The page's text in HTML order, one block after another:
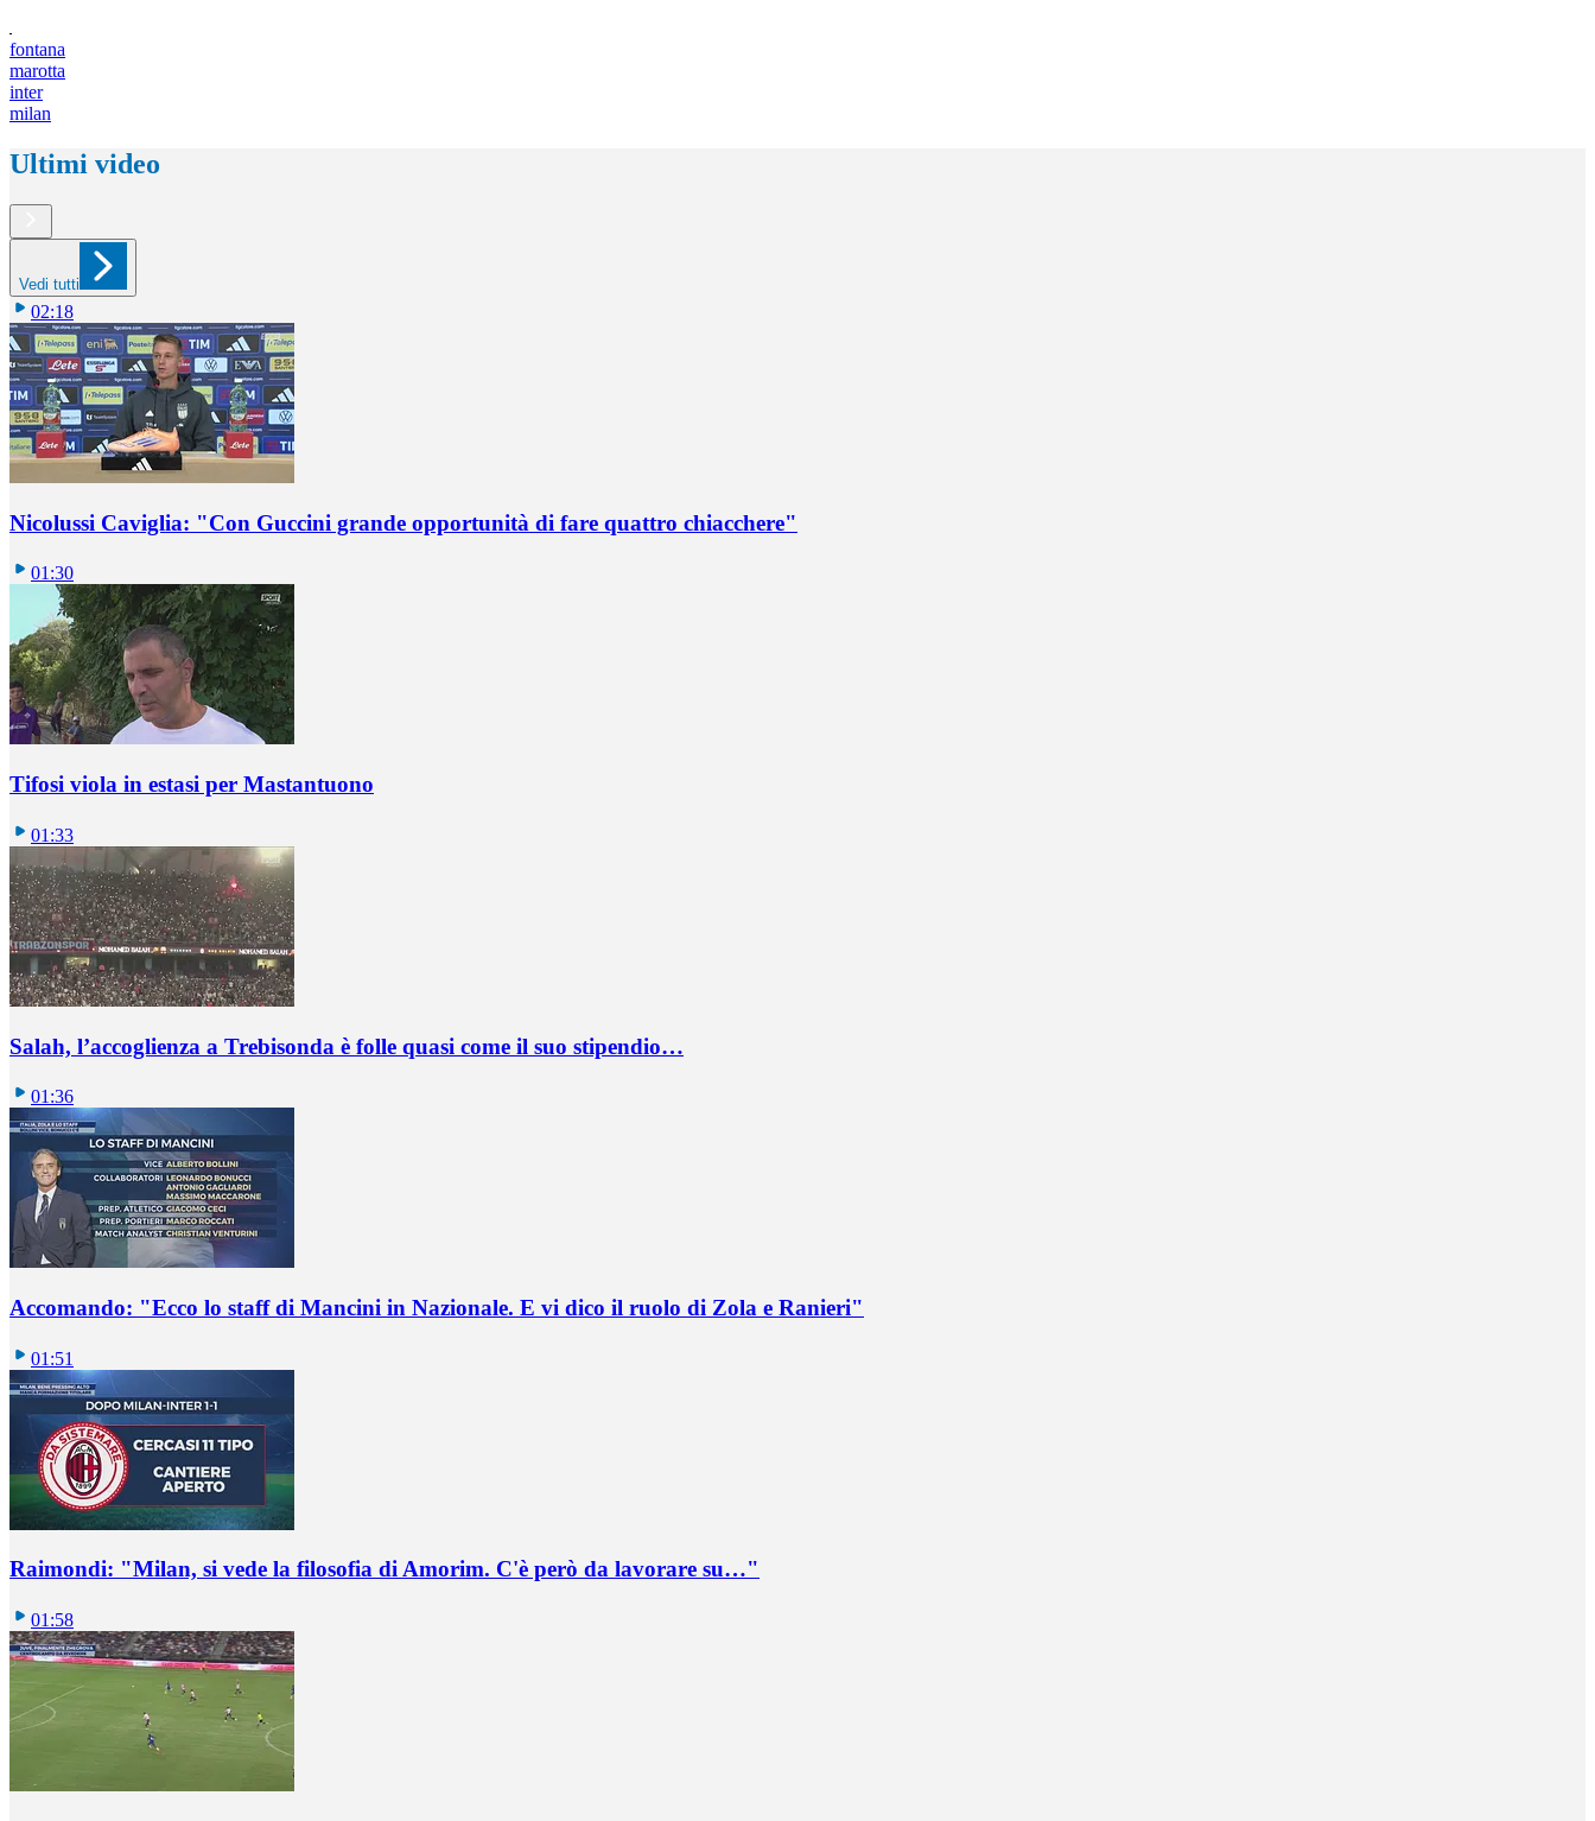
fontana
marotta
inter
milan
Ultimi video
Vedi tutti
02:18
Nicolussi Caviglia: "Con Guccini grande opportunità di fare quattro chiacchere"
01:30
Tifosi viola in estasi per Mastantuono
01:33
Salah, l’accoglienza a Trebisonda è folle quasi come il suo stipendio…
01:36
Accomando: "Ecco lo staff di Mancini in Nazionale. E vi dico il ruolo di Zola e Ranieri"
01:51
Raimondi: "Milan, si vede la filosofia di Amorim. C'è però da lavorare su…"
01:58